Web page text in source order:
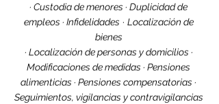
· Custodia de menores · Duplicidad de
empleos · Infidelidades · Localización de
bienes
· Localización de personas y domicilios ·
Modificaciones de medidas · Pensiones
alimenticias · Pensiones compensatorias ·
Seguimientos, vigilancias y contravigilancias